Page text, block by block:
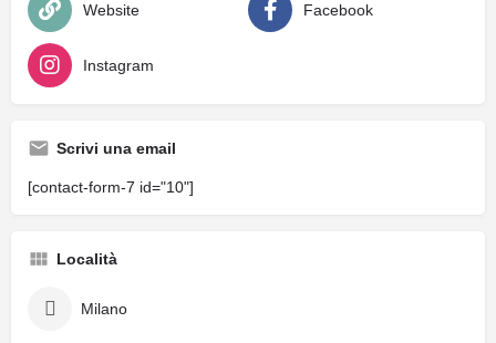
Website Facebook
Instagram
Scrivi una email
[contact-form-7 id="10"]
Località
Milano